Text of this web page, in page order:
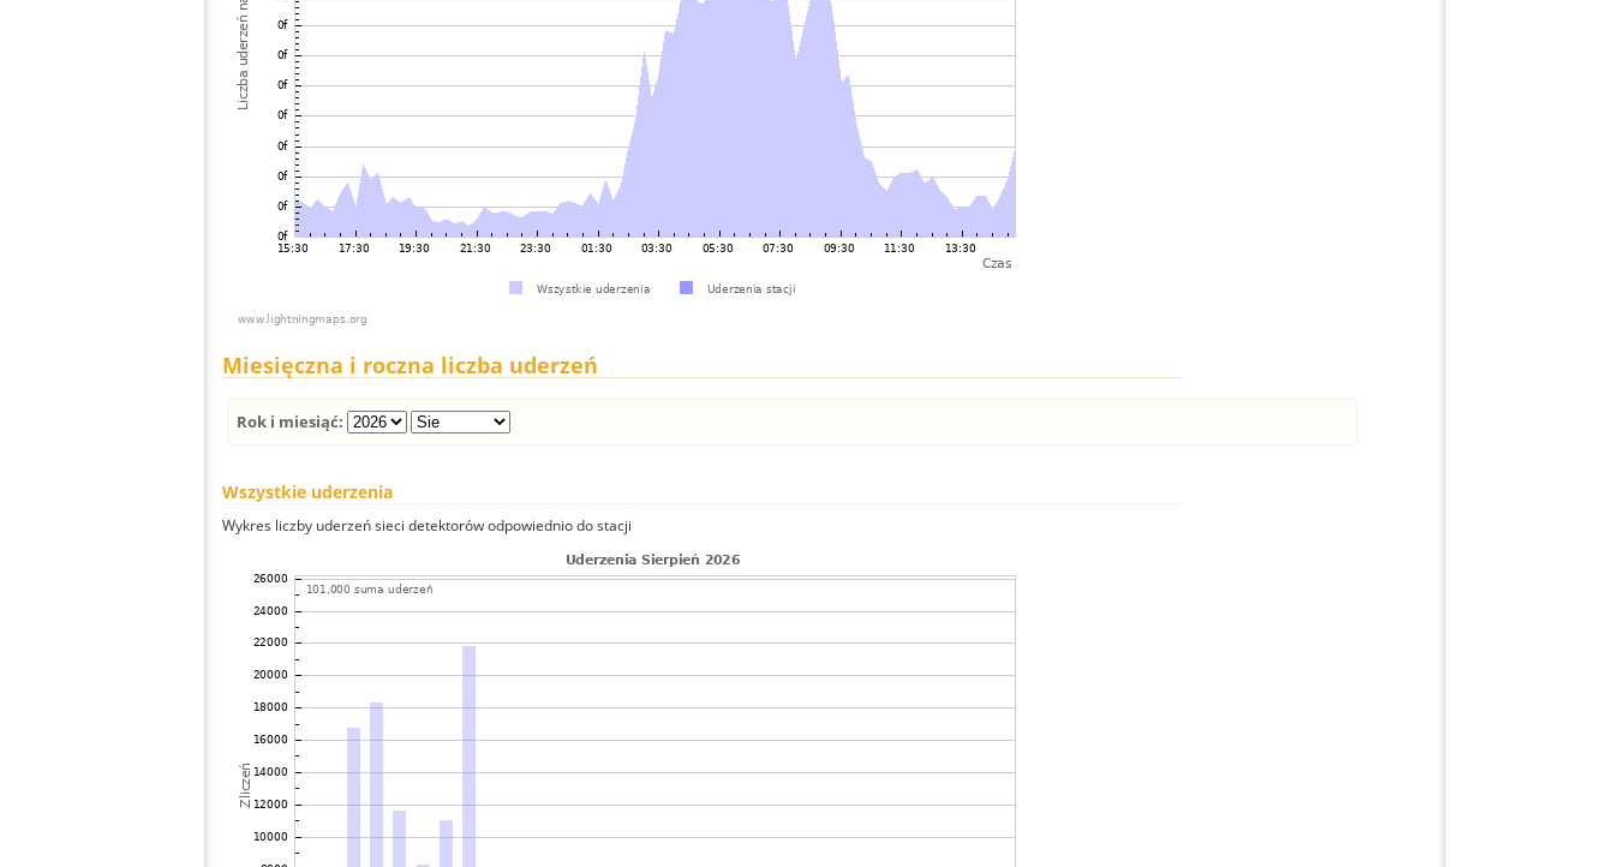
Miesięczna i roczna liczba uderzeń
Rok i miesiąć:
Wszystkie uderzenia
Wykres liczby uderzeń sieci detektorów odpowiednio do stacji